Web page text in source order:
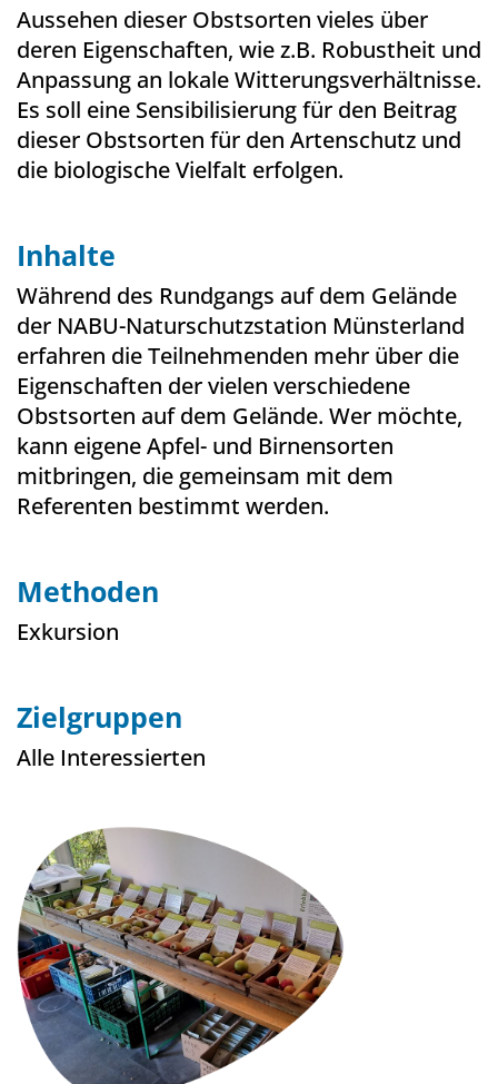
Aussehen dieser Obstsorten vieles über
deren Eigenschaften, wie z.B. Robustheit und
Anpassung an lokale Witterungsverhältnisse.
Es soll eine Sensibilisierung für den Beitrag
dieser Obstsorten für den Artenschutz und
die biologische Vielfalt erfolgen.
Inhalte
Während des Rundgangs auf dem Gelände
der NABU-Naturschutzstation Münsterland
erfahren die Teilnehmenden mehr über die
Eigenschaften der vielen verschiedene
Obstsorten auf dem Gelände. Wer möchte,
kann eigene Apfel- und Birnensorten
mitbringen, die gemeinsam mit dem
Referenten bestimmt werden.
Methoden
Exkursion
Zielgruppen
Alle Interessierten